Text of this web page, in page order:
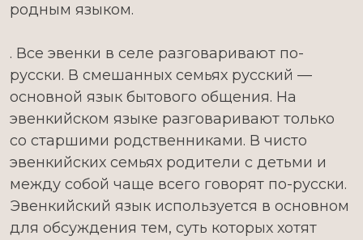
родным языком.
. Все эвенки в селе разговаривают по-
русски. В смешанных семьях русский —
основной язык бытового общения. На
эвенкийском языке разговаривают только
со старшими родственниками. В чисто
эвенкийских семьях родители с детьми и
между собой чаще всего говорят по-русски.
Эвенкийский язык используется в основном
для обсуждения тем, суть которых хотят